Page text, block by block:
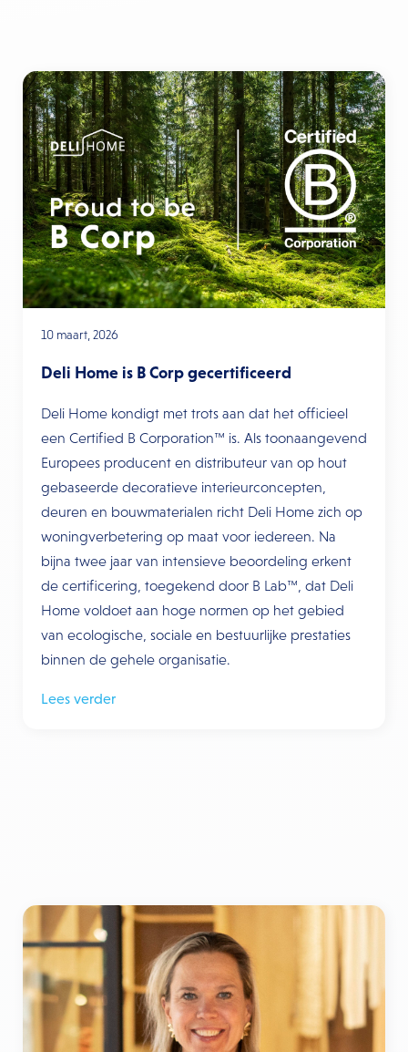
10 maart, 2026
Deli Home is B Corp gecertificeerd
Deli Home kondigt met trots aan dat het officieel
een Certified B Corporation™ is. Als toonaangevend
Europees producent en distributeur van op hout
gebaseerde decoratieve interieurconcepten,
deuren en bouwmaterialen richt Deli Home zich op
woningverbetering op maat voor iedereen. Na
bijna twee jaar van intensieve beoordeling erkent
de certificering, toegekend door B Lab™, dat Deli
Home voldoet aan hoge normen op het gebied
van ecologische, sociale en bestuurlijke prestaties
binnen de gehele organisatie.
Lees verder